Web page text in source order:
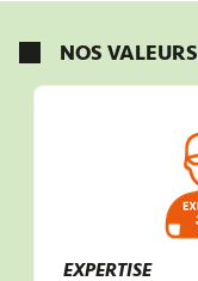
NOS VALEURS
EXPERTISE